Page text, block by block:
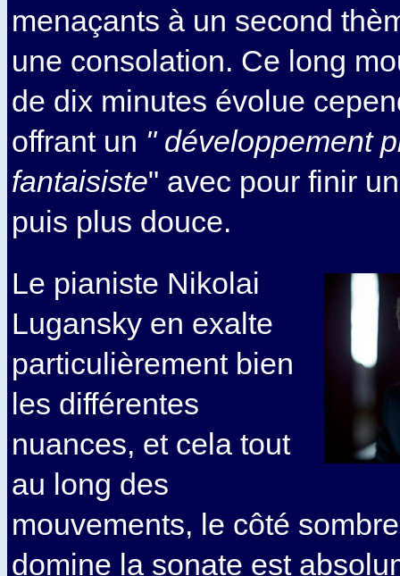
menaçants à un second
une consolation. Ce long
de dix minutes évolue
offrant un " développement
fantaisiste" avec pour finir
puis plus douce.
Le pianiste Nikolai
Lugansky en exalte
particulièrement bien
les différentes
nuances, et cela tout
au long des
mouvements, le côté
domine la sonate est